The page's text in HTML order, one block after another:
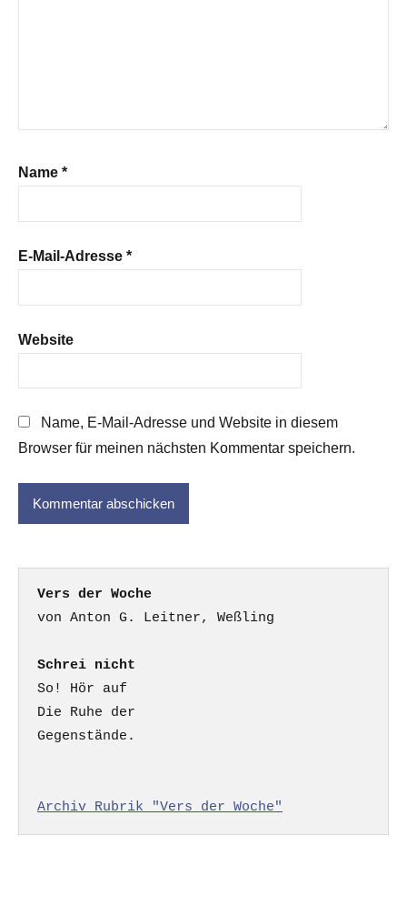
Name *
E-Mail-Adresse *
Website
Name, E-Mail-Adresse und Website in diesem
Browser für meinen nächsten Kommentar speichern.
Vers der Woche
Schrei nicht
So! Hör auf
Die Ruhe der
Gegenstände.
Archiv Rubrik "Vers der Woche"